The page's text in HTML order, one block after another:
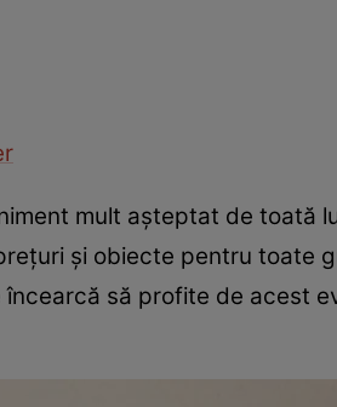
mult așteptat de toată
și obiecte pentru toate
să profite de acest